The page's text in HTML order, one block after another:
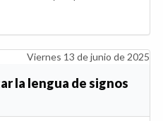
Viernes 13 de junio de 2025
la lengua de signos